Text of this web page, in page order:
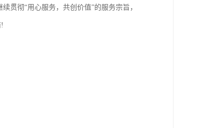
贯彻“用心服务，共创价值”的服务宗旨，